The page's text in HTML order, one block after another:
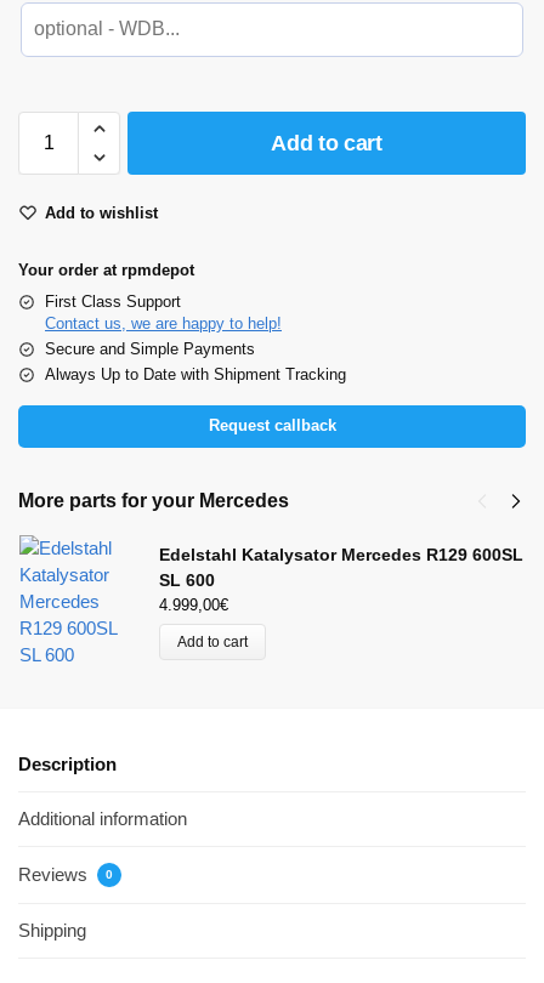
Add to cart
Add to wishlist
Your order at rpmdepot
First Class Support
Contact us, we are happy to help!
Secure and Simple Payments
Always Up to Date with Shipment Tracking
Request callback
More parts for your Mercedes
Edelstahl Katalysator Mercedes R129 600SL
SL 600
4.999,00€
Add to cart
Description
Additional information
Reviews 0
Shipping